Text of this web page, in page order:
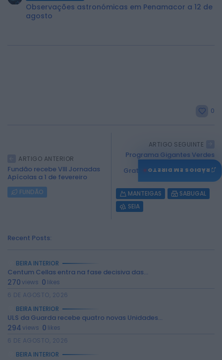
Observações astronómicas em Penamacor a 12 de
agosto
0
ARTIGO ANTERIOR
Fundão recebe VIII Jornadas
Apícolas a 1 de fevereiro
FUNDÃO
ARTIGO SEGUINTE
Programa Gigantes Verdes
Oferece Treinamento
Gratuito para Identificação
MANTEIGAS
SABUGAL
SEIA
Recent Posts:
BEIRA INTERIOR
Centum Cellas entra na fase decisiva das...
270views 0 likes
6 DE AGOSTO, 2026
BEIRA INTERIOR
ULS da Guarda recebe quatro novas Unidades...
294views 0 likes
6 DE AGOSTO, 2026
BEIRA INTERIOR
♫
RÁDIOS EM DIRETO